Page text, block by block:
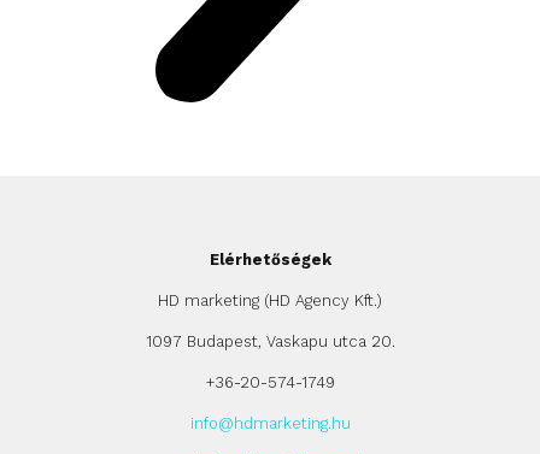
Elérhetőségek
HD marketing (HD Agency Kft.)
1097 Budapest, Vaskapu utca 20.
+36-20-574-1749
info@hdmarketing.hu